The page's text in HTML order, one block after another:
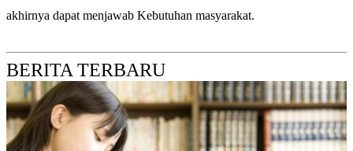
akhirnya dapat menjawab Kebutuhan masyarakat.
BERITA TERBARU